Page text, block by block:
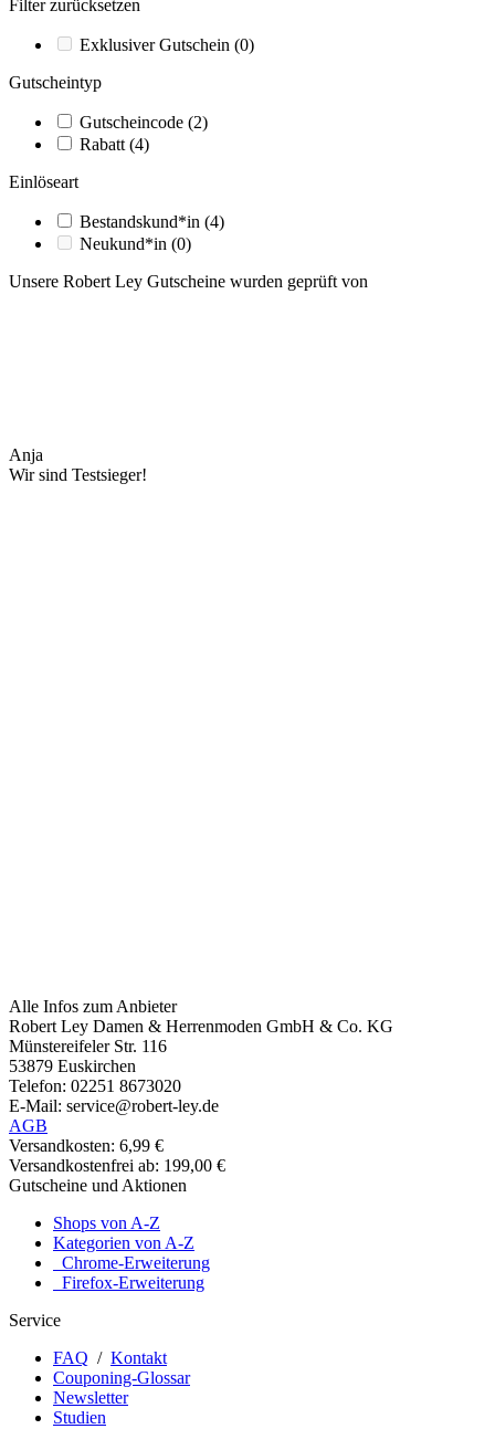
Filter zurücksetzen
Exklusiver Gutschein (0)
Gutscheintyp
Gutscheincode (2)
Rabatt (4)
Einlöseart
Bestandskund*in (4)
Neukund*in (0)
Unsere Robert Ley Gutscheine wurden geprüft von
Anja
Wir sind Testsieger!
Alle Infos zum Anbieter
Robert Ley Damen & Herrenmoden GmbH & Co. KG
Münstereifeler Str. 116
53879 Euskirchen
Telefon: 02251 8673020
E-Mail: service@robert-ley.de
AGB
Versandkosten: 6,99 €
Versandkostenfrei ab: 199,00 €
Gutscheine und Aktionen
Shops von A-Z
Kategorien von A-Z
Chrome-Erweiterung
Firefox-Erweiterung
Service
FAQ / Kontakt
Couponing-Glossar
Newsletter
Studien